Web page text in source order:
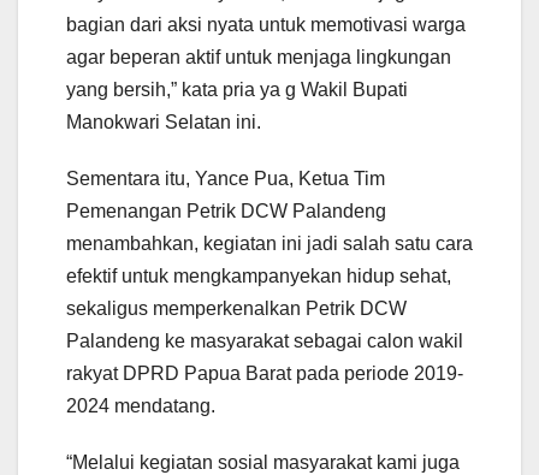
bagian dari aksi nyata untuk memotivasi warga
agar beperan aktif untuk menjaga lingkungan
yang bersih,” kata pria ya g Wakil Bupati
Manokwari Selatan ini.
Sementara itu, Yance Pua, Ketua Tim
Pemenangan Petrik DCW Palandeng
menambahkan, kegiatan ini jadi salah satu cara
efektif untuk mengkampanyekan hidup sehat,
sekaligus memperkenalkan Petrik DCW
Palandeng ke masyarakat sebagai calon wakil
rakyat DPRD Papua Barat pada periode 2019-
2024 mendatang.
“Melalui kegiatan sosial masyarakat kami juga